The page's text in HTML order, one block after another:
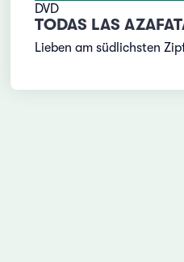
DVD
TODAS LAS
Lieben am südlichsten